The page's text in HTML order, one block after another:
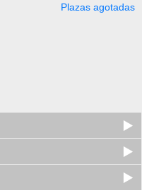
Plazas agotadas